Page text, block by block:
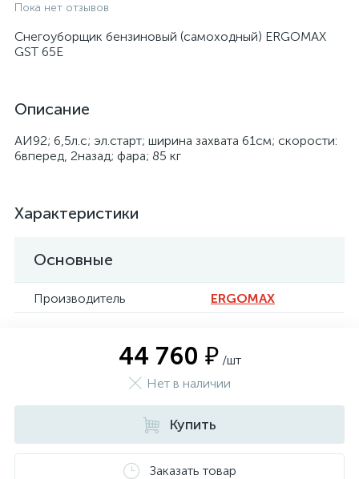
Пока нет отзывов
Снегоуборщик бензиновый (самоходный) ERGOMAX
GST 65E
Описание
АИ92; 6,5л.с; эл.старт; ширина захвата 61см; скорости:
6вперед, 2назад; фара; 85 кг
Характеристики
Основные
Производитель ERGOMAX
44 760 ₽ /шт
Нет в наличии
Купить
Заказать товар